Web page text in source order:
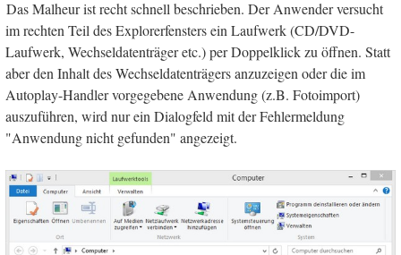
Das Malheur ist recht schnell beschrieben. Der Anwender versucht
im rechten Teil des Explorerfensters ein Laufwerk (CD/DVD-
Laufwerk, Wechseldatenträger etc.) per Doppelklick zu öffnen. Statt
aber den Inhalt des Wechseldatenträgers anzuzeigen oder die im
Autoplay-Handler vorgegebene Anwendung (z.B. Fotoimport)
auszuführen, wird nur ein Dialogfeld mit der Fehlermeldung
"Anwendung nicht gefunden" angezeigt.